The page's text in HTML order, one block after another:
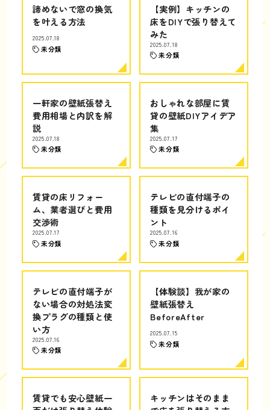
諦めないで窓の換気
を叶える方法
2025.07.18
未分類
【実例】キッチンの
床をDIYで張り替えて
みた
2025.07.18
未分類
一軒家の壁紙張替え
費用相場と内訳を解
説
2025.07.18
未分類
おしゃれな部屋に賃
貸の壁紙DIYアイデア
集
2025.07.17
未分類
賃貸の床リフォー
ム、業者選びと費用
交渉術
2025.07.17
未分類
テレビの直付端子の
種類を見分けるポイ
ント
2025.07.16
未分類
テレビの直付端子が
ない場合の対処法変
換プラグの種類と使
い方
2025.07.16
未分類
【体験談】我が家の
壁紙張替え
BeforeAfter
2025.07.15
未分類
賃貸でも安心壁紙一
キッチンはそのまま